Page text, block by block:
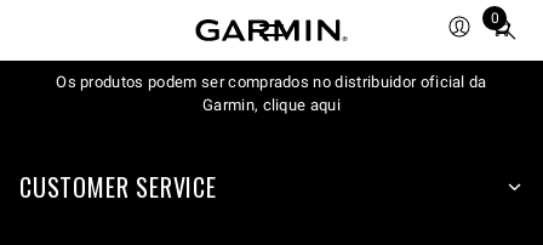
0
Total
items
in
Os produtos podem ser comprados no distribuidor oficial da
Garmin, clique aqui
CUSTOMER SERVICE